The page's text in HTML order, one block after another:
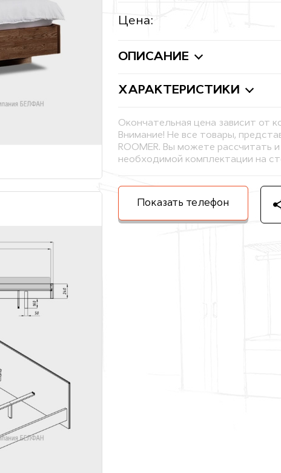
Цена:
ОПИСАНИЕ
ХАРАКТЕРИСТИКИ
Окончательная цена зависит от
Внимание! Не все товары,
ROOMER. Вы можете рассчитать
необходимой комплектации на
Показать телефон